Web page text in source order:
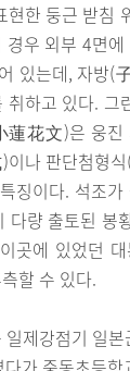
한 둥근 받침
우 외부 4면
있는데, 자방(
취하고 있다. 그
花文)은 웅진
나 판단첨형
징이다. 석조
다량 출토된 봉
곳에 있었던
할 수 있다.
제강점기 일